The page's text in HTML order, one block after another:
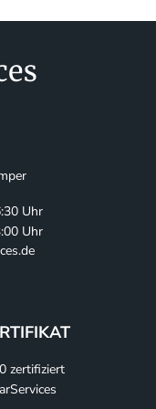
Uhr
Uhr
zertifiziert